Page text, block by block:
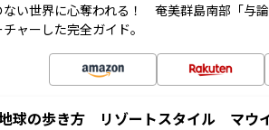
ない世界に心奪われる！ 奄美群島南部「与
ャーした完全ガイド。
球の歩き方 リゾートスタイル マウ